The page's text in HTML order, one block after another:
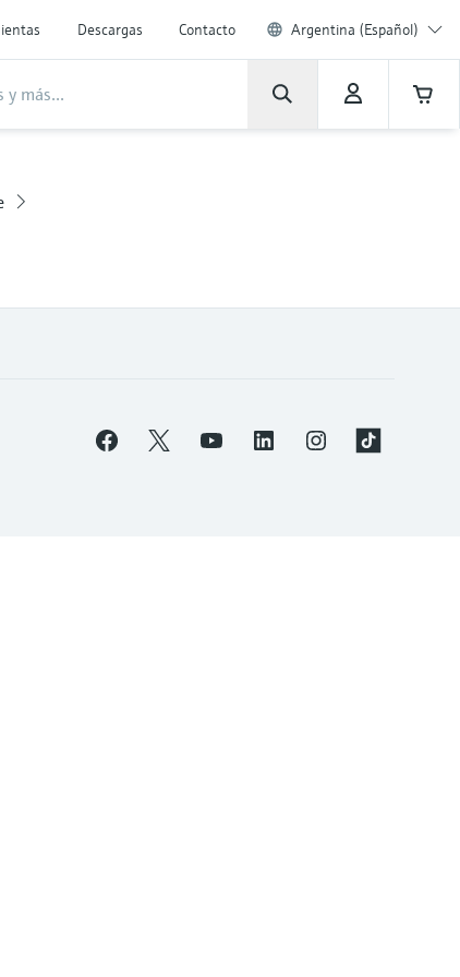
Descargas Contacto Argentina (Español)